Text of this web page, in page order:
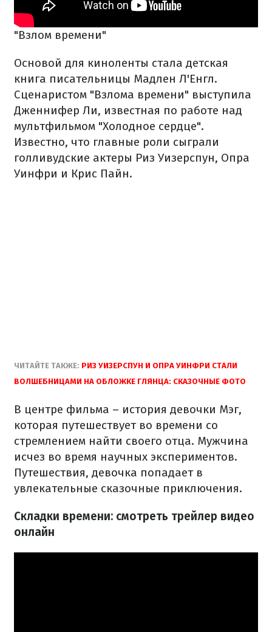
"Взлом времени"
Основой для киноленты стала детская
книга писательницы Мадлен Л'Енгл.
Сценаристом "Взлома времени" выступила
Дженнифер Ли, известная по работе над
мультфильмом "Холодное сердце".
Известно, что главные роли сыграли
голливудские актеры Риз Уизерспун, Опра
Уинфри и Крис Пайн.
ЧИТАЙТЕ ТАКЖЕ: РИЗ УИЗЕРСПУН И ОПРА УИНФРИ СТАЛИ
ВОЛШЕБНИЦАМИ НА ОБЛОЖКЕ ГЛЯНЦА: СКАЗОЧНЫЕ ФОТО
В центре фильма – история девочки Мэг,
которая путешествует во времени со
стремлением найти своего отца. Мужчина
исчез во время научных экспериментов.
Путешествия, девочка попадает в
увлекательные сказочные приключения.
Складки времени: смотреть трейлер видео
онлайн